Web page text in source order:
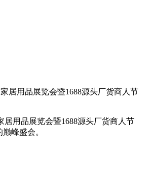
居用品展览会暨1688源头厂货商人节
用品展览会暨1688源头厂货商人节
峰盛会。